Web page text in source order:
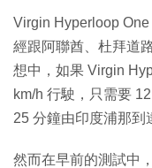
Virgin Hyperloop
經跟阿聯酋、杜拜道
想中，如果 Virgin
km/h 行駛，只需要
25 分鐘由印度浦那到
然而在早前的測試中